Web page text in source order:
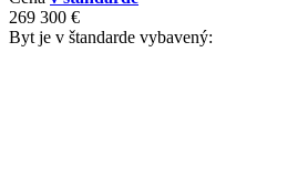
269 300 €
Byt je v štandarde vybavený: